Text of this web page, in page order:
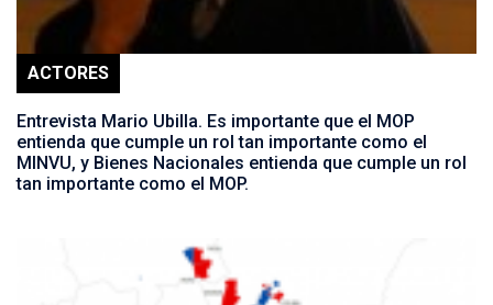
ACTORES
Entrevista Mario Ubilla. Es importante que el MOP
entienda que cumple un rol tan importante como el
MINVU, y Bienes Nacionales entienda que cumple un rol
tan importante como el MOP.